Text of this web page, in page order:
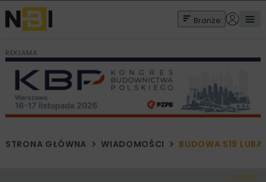
Branże
REKLAMA
STRONA GŁÓWNA WIADOMOŚCI BUDOWA S19
< Cofnij